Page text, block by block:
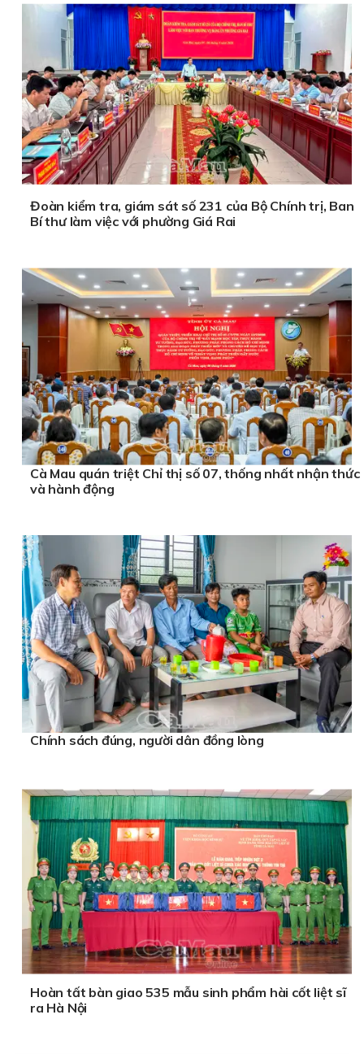
Đoàn kiểm tra, giám sát số 231 của Bộ Chính trị, Ban
Bí thư làm việc với phường Giá Rai
Cà Mau quán triệt Chỉ thị số 07, thống nhất nhận thức
và hành động
Chính sách đúng, người dân đồng lòng
Hoàn tất bàn giao 535 mẫu sinh phẩm hài cốt liệt sĩ
ra Hà Nội